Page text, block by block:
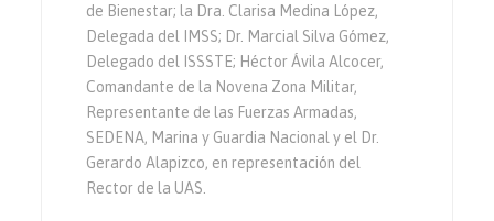
de Bienestar; la Dra. Clarisa Medina López,
Delegada del IMSS; Dr. Marcial Silva Gómez,
Delegado del ISSSTE; Héctor Ávila Alcocer,
Comandante de la Novena Zona Militar,
Representante de las Fuerzas Armadas,
SEDENA, Marina y Guardia Nacional y el Dr.
Gerardo Alapizco, en representación del
Rector de la UAS.